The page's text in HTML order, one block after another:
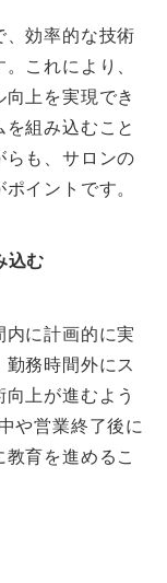
、効率的な技術
これにより、
上を実現でき
組み込むこと
らも、サロンの
イントです。
込む
内に計画的に実
務時間外にス
上が進むよう
や営業終了後に
育を進めるこ